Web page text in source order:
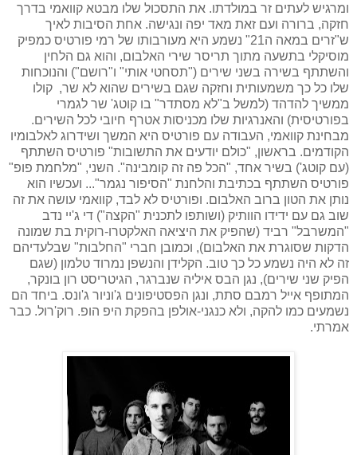
ומרגיש לעתים זר במולדתו. את התסכול שלו מבטא קוואמי בדרך
חזקה, ברורה ועם זאת מאד יפה ונגישה. אחת הסיבות לאיך
ש"זרים במאה ה21" נשמע היא מעורבותו של רמי פורטיס כמפיק
מוסיקלי בתשעה מתוך תריסר שירי האלבום, והוא גם הלחין
והשתתף בשירה בשני שירים ("תסחטי אותי" ו"רושם") והנוכחות
שלו כל כך משמעותית וחזקה שגם בשירים שהוא לא שר, קולו
ממשיך להדהד (למשל ב"לא מסתדר" בו קוטג' שר לגמרי
בפורטיסית) והאנרגיות שלו מכניסות אטרף חיובי לכל השירים.
מבחינת קוואמי, העבודה עם פורטיס היא המשך ושידרוג לאלבומיו
הקודמים. בראשון, "כולם יודעים את התשובות" פורטיס השתתף
(עם קוטג') בשיר אחד, "הכל פה זה קומבינה". השני, "מלחמת פופ"
פורטיס השתתף בכתיבת והלחנת "הסיפור נגמר"... ועכשיו הוא
נותן את הטון ברוב האלבום. ופורטיס לא לבד, קוואמי עושה את זה
שוב גם עם ידידו הוותיק (ושותפו לתכנית "הקצה") די ג'יי נדב
"המשרבל" רביד (שהפיק את היציאה האלקטרו-רוקית בת שמונה
הדקות שסוגרת את האלבום), וכמובן חברי "החלבות" שבלעדיהם
זה לא היה נשמע כל כך טוב. הקלידן והנשפן נמרוד טלמון (שגם
הפיק שני שירים), נגן הבס איליה שנברגר, הגיטריסט רון בונקר,
המתופף אייל רמבם סתת, ונגן הפסטיפונים ג'וניור ג'ונס. ביחד הם
נשמעים כמו להקה, ולא כנגני-אולפן בהפקת היפ הופ. רוק'רול. כבר
אמרתי.